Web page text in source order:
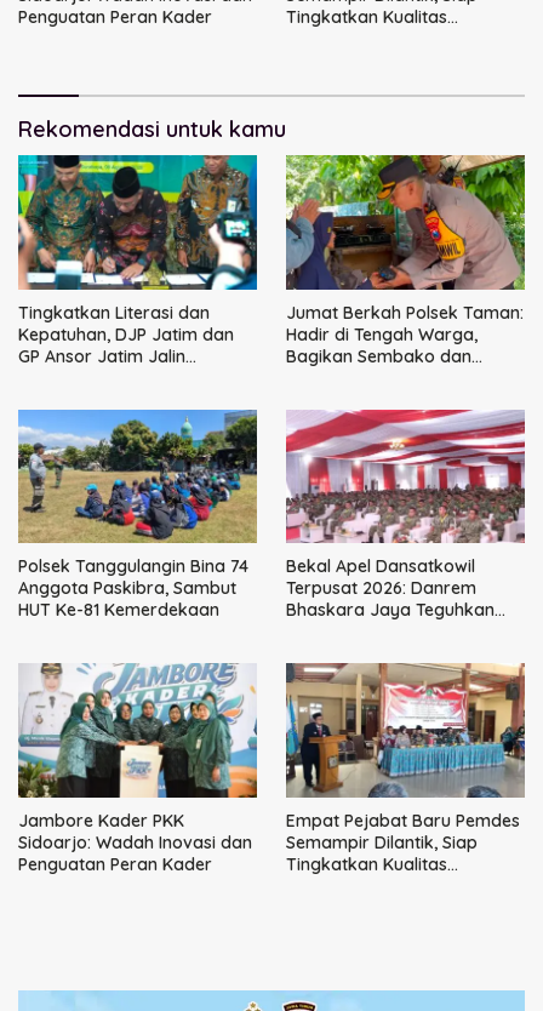
Penguatan Peran Kader
Tingkatkan Kualitas
Rekomendasi untuk kamu
Tingkatkan Literasi dan
Kepatuhan, DJP Jatim dan
GP Ansor Jatim Jalin
Jumat Berkah Polsek Taman:
Hadir di Tengah Warga,
Bagikan Sembako dan
Polsek Tanggulangin Bina 74
Anggota Paskibra, Sambut
HUT Ke-81 Kemerdekaan
Bekal Apel Dansatkowil
Terpusat 2026: Danrem
Bhaskara Jaya Teguhkan
Jambore Kader PKK
Sidoarjo: Wadah Inovasi dan
Penguatan Peran Kader
Empat Pejabat Baru Pemdes
Semampir Dilantik, Siap
Tingkatkan Kualitas